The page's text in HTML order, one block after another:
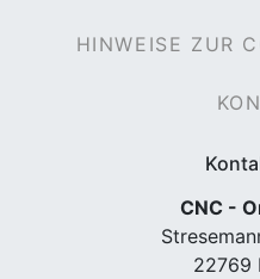
HINWEISE ZUR
CNC -
22769